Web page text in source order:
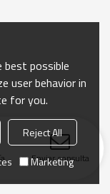
Enviar consulta
best possible
user behavior in
for you.
Reject All
Marketing